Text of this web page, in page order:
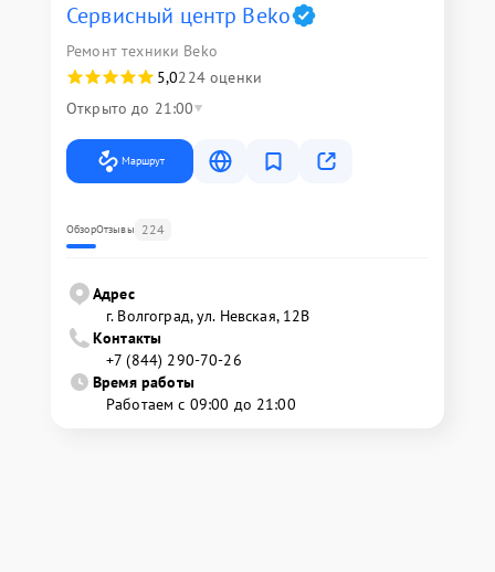
Сервисный центр Beko
Ремонт техники Beko
5,0224 оценки
Открыто до 21:00
Маршрут
ОбзорОтзывы 224
Адрес
г. Волгоград, ул. Невская, 12В
Контакты
+7 (844) 290-70-26
Время работы
Работаем с 09:00 до 21:00